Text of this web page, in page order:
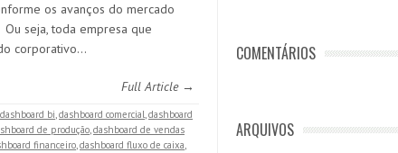
os avanços do mercado
seja, toda empresa que
corporativo…
Full Article →
dashboard bi,dashboard comercial,dashboard
de produção,dashboard de vendas
financeiro,dashboard fluxo de caixa,
COMENTÁRIOS
ARQUIVOS